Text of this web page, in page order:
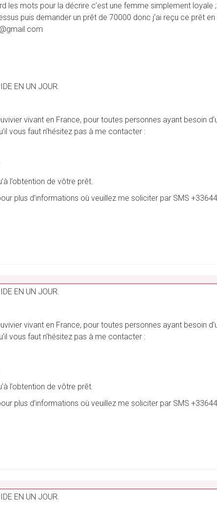
les mots pour la décrire c’est une femme simplement
puis demander un prêt de 70000 donc j'ai reçu ce prêt
EN UN JOUR.
vivant en France, pour toutes personnes ayant besoin
vous faut n’hésitez pas à me contacter :
l’obtention de vôtre prêt.
plus d’informations où veuillez me soliciter par SMS
EN UN JOUR.
vivant en France, pour toutes personnes ayant besoin
vous faut n’hésitez pas à me contacter :
l’obtention de vôtre prêt.
plus d’informations où veuillez me soliciter par SMS
EN UN JOUR.